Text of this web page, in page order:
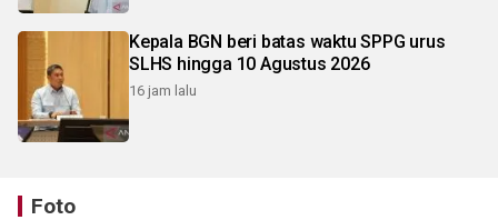
Kepala BGN beri batas waktu SPPG urus
SLHS hingga 10 Agustus 2026
16 jam lalu
Foto